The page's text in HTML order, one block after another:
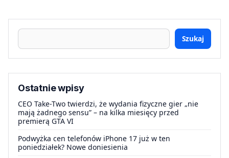
Szukaj
Ostatnie wpisy
CEO Take-Two twierdzi, że wydania fizyczne gier „nie
mają żadnego sensu” – na kilka miesięcy przed
premierą GTA VI
Podwyżka cen telefonów iPhone 17 już w ten
poniedziałek? Nowe doniesienia